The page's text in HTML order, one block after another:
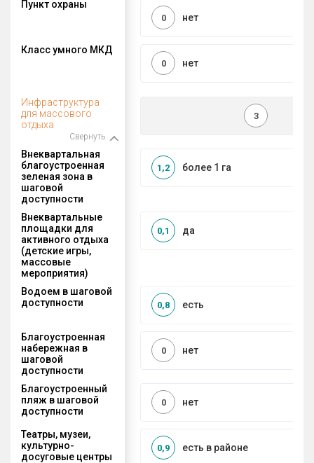
Пункт охраны
нет
0
Класс умного МКД
нет
0
Инфраструктура
для массового
отдыха
Свернуть
3
Внеквартальная
благоустроенная
зеленая зона в
шаговой
доступности
более 1 га
1,2
Внеквартальные
площадки для
активного отдыха
(детские игры,
массовые
мероприятия)
да
0,1
Водоем в шаговой
доступности
есть
0,8
Благоустроенная
набережная в
шаговой
доступности
нет
0
Благоустроенный
пляж в шаговой
доступности
нет
0
Театры, музеи,
культурно-
досуговые центры
есть в районе
0,9